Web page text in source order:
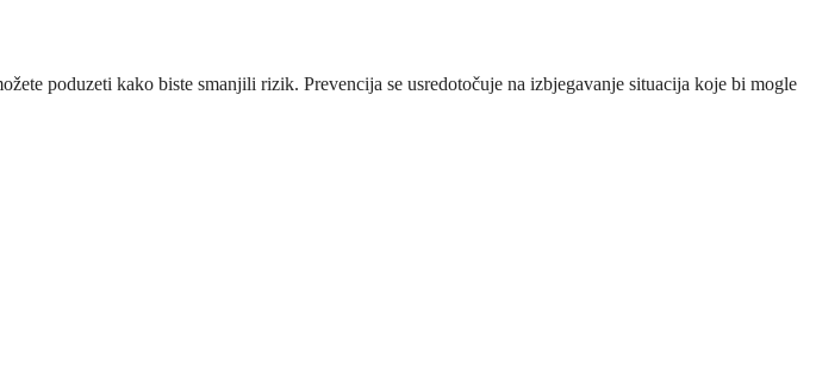
poduzeti kako biste smanjili rizik. Prevencija se usredotočuje na izbjegavanje situacija koje bi mogle